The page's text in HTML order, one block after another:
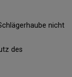
nicht
des